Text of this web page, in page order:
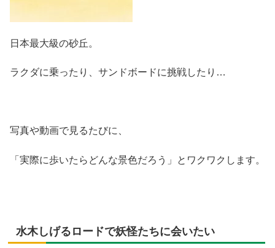
日本最大級の砂丘。
ラクダに乗ったり、サンドボードに挑戦したり…
写真や動画で見るたびに、
「実際に歩いたらどんな景色だろう」とワクワクします。
水木しげるロードで妖怪たちに会いたい